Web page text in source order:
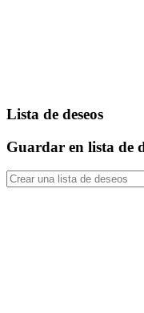
Lista de deseos
Guardar en lista de